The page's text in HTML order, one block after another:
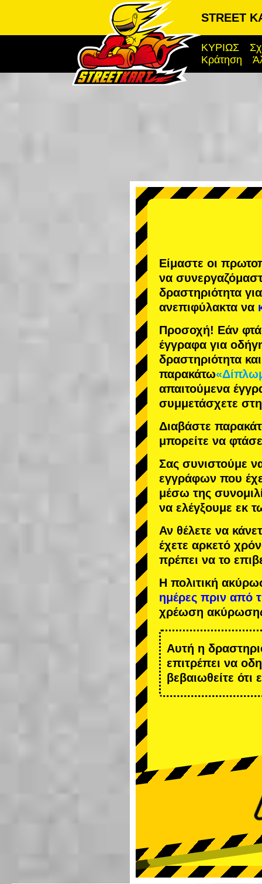
STREET
ΚΥΡΙΩΣ
Κράτηση
Είμαστε οι
να
δραστηριότητα
ανεπιφύλακτα να
Προσοχή! Εάν
έγγραφα για
δραστηριότητα
παρακάτω
απαιτούμενα
συμμετάσχετε
Διαβάστε
μπορείτε να
Σας συνιστούμε
εγγράφων που
μέσω της
να ελέγξουμε εκ
Αν θέλετε να
έχετε αρκετό
πρέπει να το
Η πολιτική
ημέρες πριν από
χρέωση
Αυτή η
επιτρέπει να
βεβαιωθείτε ότι